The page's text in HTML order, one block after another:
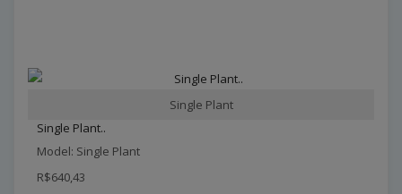
Single Plant
Single Plant..
Model: Single Plant
R$640,43